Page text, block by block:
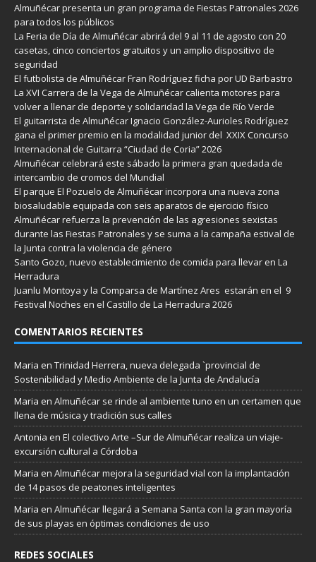
Almuñécar presenta un gran programa de Fiestas Patronales 2026
para todos los públicos
La Feria de Día de Almuñécar abrirá del 9 al 11 de agosto con 20
casetas, cinco conciertos gratuitos y un amplio dispositivo de
seguridad
El futbolista de Almuñécar Fran Rodríguez ficha por UD Barbastro
La XVI Carrera de la Vega de Almuñécar calienta motores para
volver a llenar de deporte y solidaridad la Vega de Río Verde
El guitarrista de Almuñécar Ignacio González-Aurioles Rodríguez
gana el primer premio en la modalidad junior del XXIX Concurso
Internacional de Guitarra “Ciudad de Coria” 2026
Almuñécar celebrará este sábado la primera gran quedada de
intercambio de cromos del Mundial
El parque El Pozuelo de Almuñécar incorpora una nueva zona
biosaludable equipada con seis aparatos de ejercicio físico
Almuñécar refuerza la prevención de las agresiones sexistas
durante las Fiestas Patronales y se suma a la campaña estival de
la Junta contra la violencia de género
Santo Gozo, nuevo establecimiento de comida para llevar en La
Herradura
Juanlu Montoya y la Comparsa de Martínez Ares estarán en el 9
Festival Noches en el Castillo de La Herradura 2026
COMENTARIOS RECIENTES
Maria en Trinidad Herrera, nueva delegada `provincial de
Sostenibilidad y Medio Ambiente de la Junta de Andalucía
Maria en Almuñécar se rinde al ambiente tuno en un certamen que
llena de música y tradición sus calles
Antonia en El colectivo Arte –Sur de Almuñécar realiza un viaje-
excursión cultural a Córdoba
Maria en Almuñécar mejora la seguridad vial con la implantación
de 14 pasos de peatones inteligentes
Maria en Almuñécar llegará a Semana Santa con la gran mayoría
de sus playas en óptimas condiciones de uso
REDES SOCIALES